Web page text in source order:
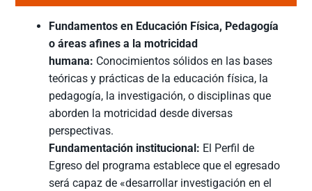
Fundamentos en Educación Física, Pedagogía
o áreas afines a la motricidad
humana: Conocimientos sólidos en las bases
teóricas y prácticas de la educación física, la
pedagogía, la investigación, o disciplinas que
aborden la motricidad desde diversas
perspectivas.
Fundamentación institucional: El Perfil de
Egreso del programa establece que el egresado
será capaz de «desarrollar investigación en el